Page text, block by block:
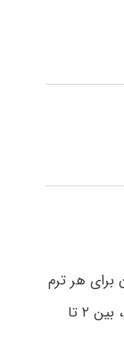
بین ۲۵۰۰ تا ۳ میلیون برای هر ترم
هستش. شهریه غیرانتفاعی کمتر هستش، بین ۲ تا